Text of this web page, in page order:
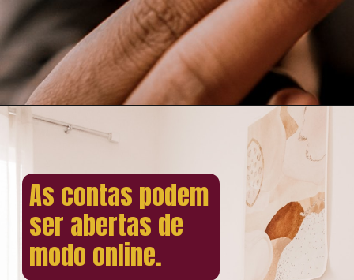
As contas podem
ser abertas de
modo online.